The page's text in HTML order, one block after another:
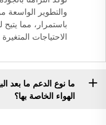
باستمرار، مما
الاحتياجات
ما نوع الدعم ما بعد
الهواء الخاصة بها؟